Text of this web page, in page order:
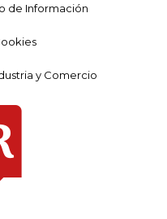
de Información
y Comercio